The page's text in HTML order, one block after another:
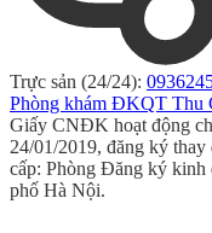
Trực sản (24/24):
Phòng khám ĐKQT Thu
Giấy CNĐK hoạt động
24/01/2019, đăng ký
cấp: Phòng Đăng ký kinh
phố Hà Nội.